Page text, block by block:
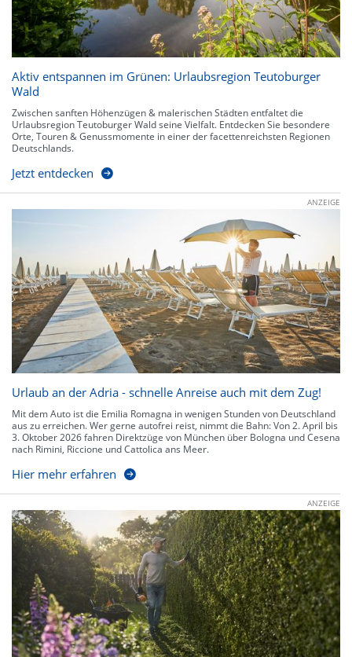
Aktiv entspannen im Grünen: Urlaubsregion Teutoburger
Wald
Zwischen sanften Höhenzügen & malerischen Städten entfaltet die
Urlaubsregion Teutoburger Wald seine Vielfalt. Entdecken Sie besondere
Orte, Touren & Genussmomente in einer der facettenreichsten Regionen
Deutschlands.
Jetzt entdecken
ANZEIGE
Urlaub an der Adria - schnelle Anreise auch mit dem Zug!
Mit dem Auto ist die Emilia Romagna in wenigen Stunden von Deutschland
aus zu erreichen. Wer gerne autofrei reist, nimmt die Bahn: Von 2. April bis
3. Oktober 2026 fahren Direktzüge von München über Bologna und Cesena
nach Rimini, Riccione und Cattolica ans Meer.
Hier mehr erfahren
ANZEIGE